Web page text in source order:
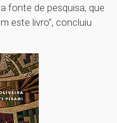
fonte de pesquisa, que
este livro”, concluiu